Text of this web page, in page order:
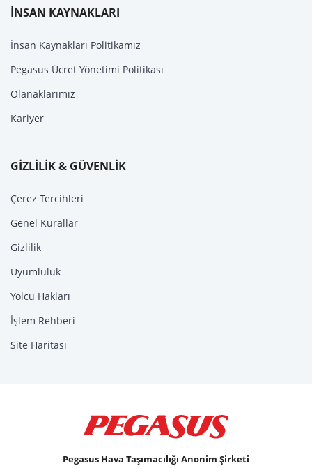
İNSAN KAYNAKLARI
İnsan Kaynakları Politikamız
Pegasus Ücret Yönetimi Politikası
Olanaklarımız
Kariyer
GİZLİLİK & GÜVENLİK
Çerez Tercihleri
Genel Kurallar
Gizlilik
Uyumluluk
Yolcu Hakları
İşlem Rehberi
Site Haritası
Pegasus Hava Taşımacılığı Anonim Şirketi